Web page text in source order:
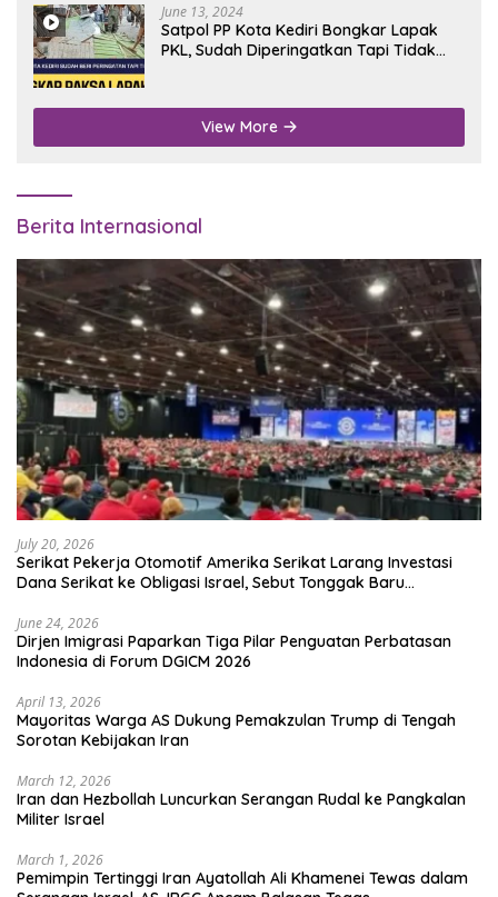
June 13, 2024
Satpol PP Kota Kediri Bongkar Lapak
PKL, Sudah Diperingatkan Tapi Tidak
View More
Berita Internasional
July 20, 2026
Serikat Pekerja Otomotif Amerika Serikat Larang Investasi
Dana Serikat ke Obligasi Israel, Sebut Tonggak Baru
June 24, 2026
Dirjen Imigrasi Paparkan Tiga Pilar Penguatan Perbatasan
Indonesia di Forum DGICM 2026
April 13, 2026
Mayoritas Warga AS Dukung Pemakzulan Trump di Tengah
Sorotan Kebijakan Iran
March 12, 2026
Iran dan Hezbollah Luncurkan Serangan Rudal ke Pangkalan
Militer Israel
March 1, 2026
Pemimpin Tertinggi Iran Ayatollah Ali Khamenei Tewas dalam